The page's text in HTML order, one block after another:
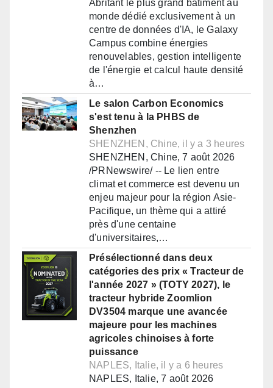
Abritant le plus grand bâtiment au
monde dédié exclusivement à un
centre de données d'IA, le Galaxy
Campus combine énergies
renouvelables, gestion intelligente
de l'énergie et calcul haute densité
à…
Le salon Carbon Economics
s'est tenu à la PHBS de
Shenzhen
SHENZHEN, Chine, il y a 3 heures
SHENZHEN, Chine, 7 août 2026
/PRNewswire/ -- Le lien entre
climat et commerce est devenu un
enjeu majeur pour la région Asie-
Pacifique, un thème qui a attiré
près d'une centaine
d'universitaires,…
Présélectionné dans deux
catégories des prix « Tracteur de
l'année 2027 » (TOTY 2027), le
tracteur hybride Zoomlion
DV3504 marque une avancée
majeure pour les machines
agricoles chinoises à forte
puissance
NAPLES, Italie, il y a 6 heures
NAPLES, Italie, 7 août 2026